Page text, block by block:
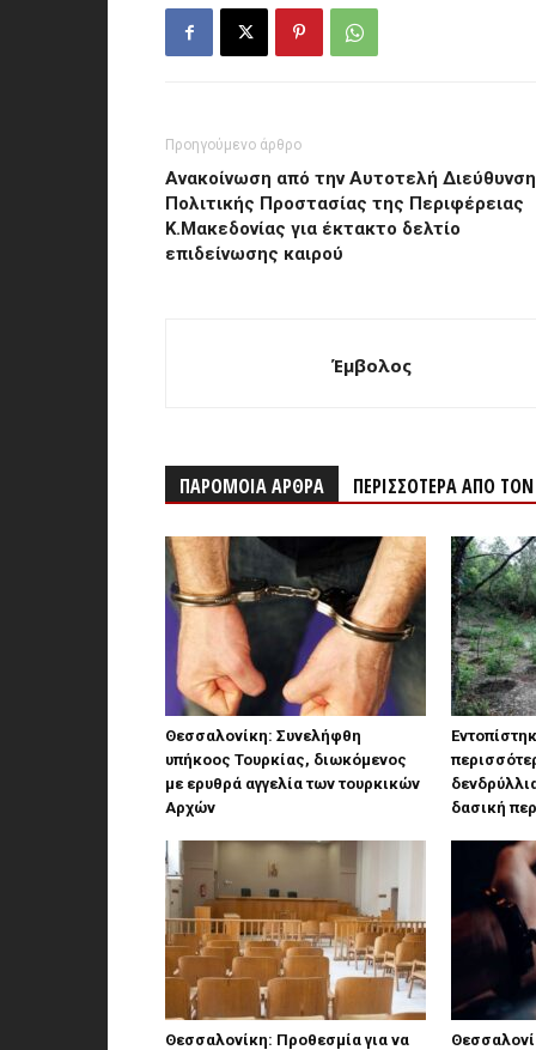
Προηγούμενο άρθρο
Ανακοίνωση από την Αυτοτελή Διεύθυνση
Πολιτικής Προστασίας της Περιφέρειας
Κ.Μακεδονίας για έκτακτο δελτίο
επιδείνωσης καιρού
Έμβολος
ΠΑΡΟΜΟΙΑ ΑΡΘΡΑ ΠΕΡΙΣΣΟΤΕΡΑ ΑΠΟ
Θεσσαλονίκη: Συνελήφθη
υπήκοος Τουρκίας, διωκόμενος
με ερυθρά αγγελία των τουρκικών
Αρχών
δασική
Θεσσαλονίκη: Προθεσμία για να